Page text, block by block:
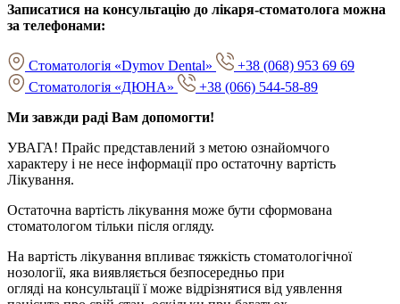
Записатися на консультацію до лікаря-стоматолога можна
за телефонами:
Стоматологія «Dymov Dental»
+38 (068) 953 69 69
Стоматологія «ДЮНА»
+38 (066) 544-58-89
Ми завжди раді Вам допомогти!
УВАГА! Прайс представлений з метою ознайомчого
характеру і не несе інформації про остаточну вартість
Лікування.
Остаточна вартість лікування може бути сформована
стоматологом тільки після огляду.
На вартість лікування впливає тяжкість стоматологічної
нозології, яка виявляється безпосередньо при
огляді на консультації ї може відрізнятися від уявлення